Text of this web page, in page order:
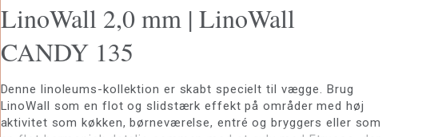
LinoWall 2,0 mm | LinoWall
CANDY 135
Denne linoleums-kollektion er skabt specielt til vægge. Brug
LinoWall som en flot og slidstærk effekt på områder med høj
aktivitet som køkken, børneværelse, entré og bryggers eller som